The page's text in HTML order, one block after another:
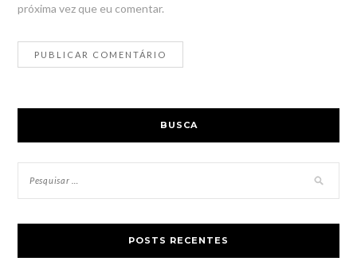
próxima vez que eu comentar.
BUSCA
POSTS RECENTES